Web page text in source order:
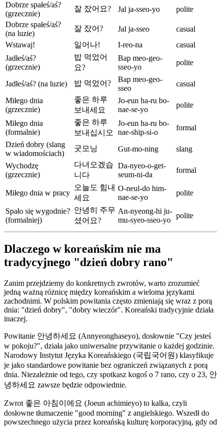
Dobrze spałeś/aś?
(grzecznie)
잘 잤어요? Jal ja-sseo-yo
polite
Dobrze spałeś/aś?
(na luzie)
잘 잤어? Jal ja-sseo
casual
Wstawaj!
일어나! I-reo-na
casual
Jadłeś/aś?
(grzecznie)
밥 먹었어
요?
Bap meo-geo-
sseo-yo
polite
Jadłeś/aś? (na luzie) 밥 먹었어?
Bap meo-geo-
sseo
casual
Miłego dnia
(grzecznie)
좋은 하루
보내세요
Jo-eun ha-ru bo-
nae-se-yo
polite
Miłego dnia
(formalnie)
좋은 하루
보내십시오
Jo-eun ha-ru bo-
nae-ship-si-o
formal
Dzień dobry (slang
w wiadomościach)
굿모닝 Gut-mo-ning
slang
Wychodzę
(grzecznie)
다녀오겠습
니다
Da-nyeo-o-get-
seum-ni-da
formal
Miłego dnia w pracy
오늘도 힘내
세요
O-neul-do him-
nae-se-yo
polite
Spało się wygodnie?
(formalniej)
안녕히 주무
셨어요?
An-nyeong-hi ju-
mu-syeo-sseo-yo
polite
Dlaczego w koreańskim nie ma
tradycyjnego "dzień dobry rano"
Zanim przejdziemy do konkretnych zwrotów, warto zrozumieć
jedną ważną różnicę między koreańskim a wieloma językami
zachodnimi. W polskim powitania często zmieniają się wraz z porą
dnia: "dzień dobry", "dobry wieczór". Koreański tradycyjnie działa
inaczej.
Powitanie 안녕하세요 (Annyeonghaseyo), dosłownie "Czy jesteś
w pokoju?", działa jako uniwersalne przywitanie o każdej godzinie.
Narodowy Instytut Języka Koreańskiego (국립국어원) klasyfikuje
je jako standardowe powitanie bez ograniczeń związanych z porą
dnia. Niezależnie od tego, czy spotkasz kogoś o 7 rano, czy o 23, 안
녕하세요 zawsze będzie odpowiednie.
Zwrot 좋은 아침이에요 (Joeun achimieyo) to kalka, czyli
dosłowne tłumaczenie "good morning" z angielskiego. Wszedł do
powszechnego użycia przez koreańską kulturę korporacyjną, gdy od